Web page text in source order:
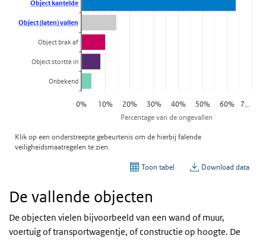
De vallende objecten
De objecten vielen bijvoorbeeld van een wand of muur,
voertuig of transportwagentje, of constructie op hoogte. De